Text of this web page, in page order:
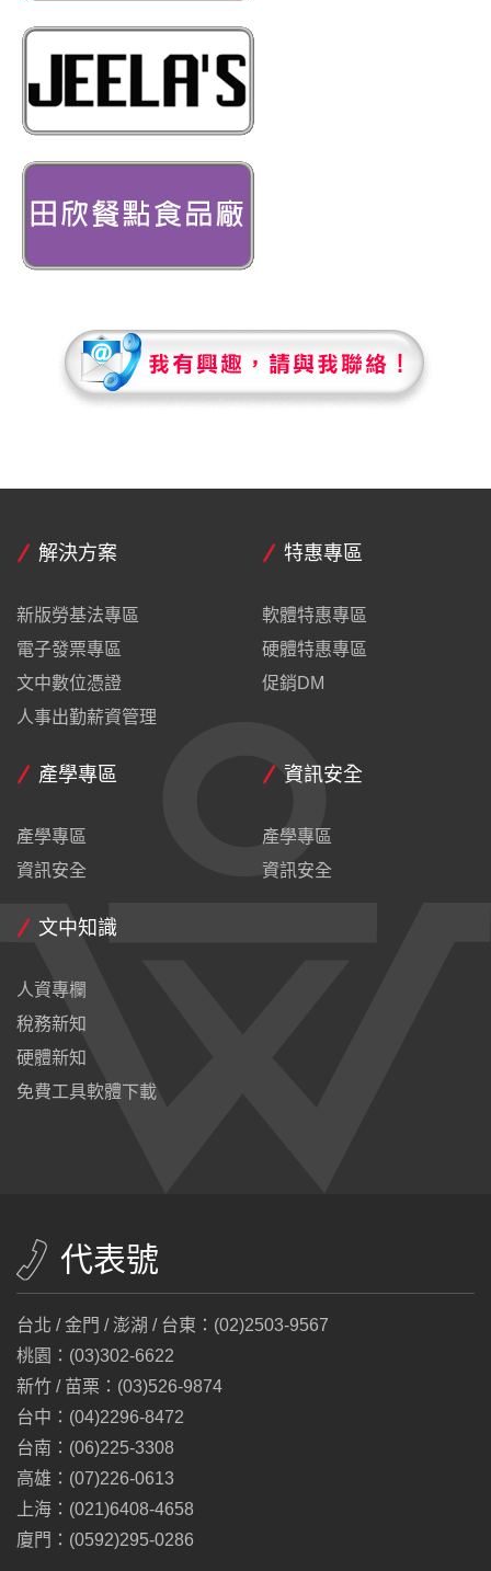
解決方案
新版勞基法專區
電子發票專區
文中數位憑證
人事出勤薪資管理
特惠專區
軟體特惠專區
硬體特惠專區
促銷DM
產學專區
產學專區
資訊安全
資訊安全
產學專區
資訊安全
文中知識
人資專欄
稅務新知
硬體新知
免費工具軟體下載
代表號
台北 / 金門 / 澎湖 / 台東：(02)2503-9567
桃園：(03)302-6622
新竹 / 苗栗：(03)526-9874
台中：(04)2296-8472
台南：(06)225-3308
高雄：(07)226-0613
上海：(021)6408-4658
廈門：(0592)295-0286